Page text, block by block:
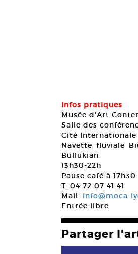
Infos pratiques
Musée d’Art
Salle des
Cité Internationale
Navette fluviale
Bullukian
13h30-22h
Pause café à 17h30
T. 04 72 07 41 41
Mail: info@moca-
Entrée libre
Partager